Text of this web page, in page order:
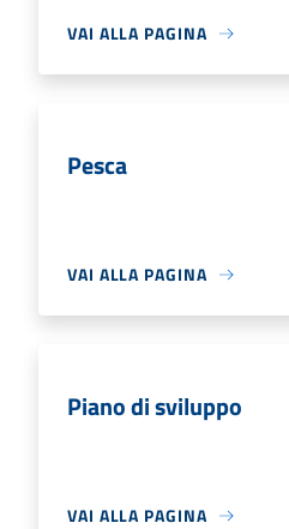
VAI ALLA PAGINA
Pesca
VAI ALLA PAGINA
Piano di sviluppo
VAI ALLA PAGINA